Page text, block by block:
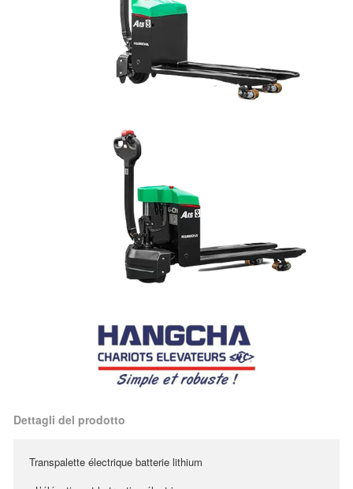
Dettagli del prodotto
Transpalette électrique batterie lithium